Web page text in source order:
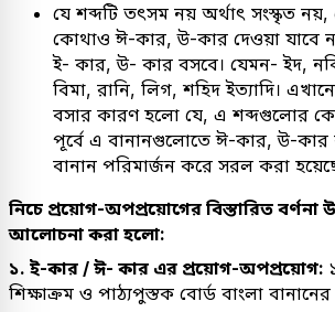
যে শব্দটি তৎসম নয় অর্থাৎ সংস্কৃত নয়,
কোথাও ঈ-কার, উ-কার দেওয়া যাবে না।
ই- কার, উ- কার বসবে। যেমন- ইদ,
বিমা, রানি, লিগ, শহিদ ইত্যাদি।
বসার কারণ হলো যে, এ শব্দগুলোর
পূর্বে এ বানানগুলোতে ঈ-কার, উ-কার
বানান পরিমার্জন করে সরল করা
নিচে প্রয়োগ-অপপ্রয়োগের বিস্তারিত বর্ণনা
আলোচনা করা হলো:
১. ই-কার / ঈ- কার এর প্রয়োগ-অপপ্রয়োগ:
শিক্ষাক্রম ও পাঠ্যপুস্তক বোর্ড বাংলা